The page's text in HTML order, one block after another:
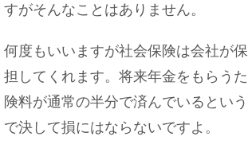
すがそんなことはありません。
何度もいいますが社会保険は会社が
担してくれます。将来年金をもらう
険料が通常の半分で済んでいるとい
で決して損にはならないですよ。